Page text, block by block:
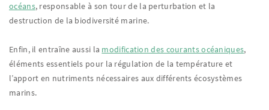
océans, responsable à son tour de la perturbation et la
destruction de la biodiversité marine.
Enfin, il entraîne aussi la modification des courants océaniques,
éléments essentiels pour la régulation de la température et
l’apport en nutriments nécessaires aux différents écosystèmes
marins.